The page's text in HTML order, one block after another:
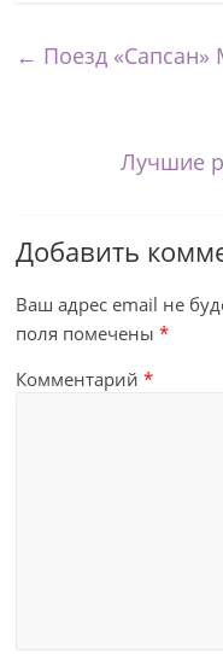
← Поезд «Сапсан»
Лучшие
Добавить
Ваш адрес email не
поля помечены*
Комментарий*